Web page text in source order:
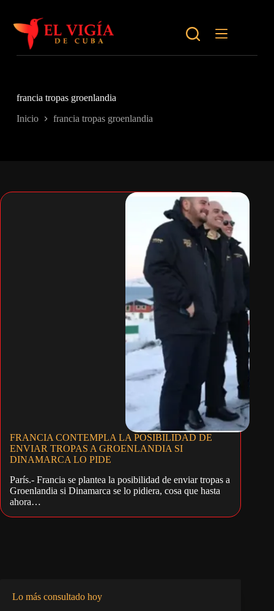
contenido
francia tropas groenlandia
Inicio francia tropas groenlandia
FRANCIA CONTEMPLA LA POSIBILIDAD DE
ENVIAR TROPAS A GROENLANDIA SI
DINAMARCA LO PIDE
París.- Francia se plantea la posibilidad de enviar tropas a
Groenlandia si Dinamarca se lo pidiera, cosa que hasta
ahora…
Lo más consultado hoy